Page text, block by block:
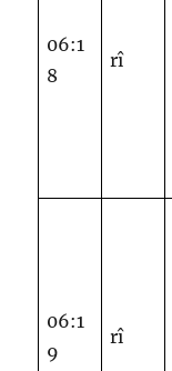
06:1
8
rî
06:1
9
rî